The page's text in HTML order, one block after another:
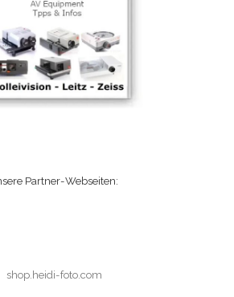
Partner-Webseiten:
shop.heidi-foto.com